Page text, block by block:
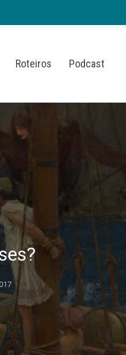
Roteiros Podcast